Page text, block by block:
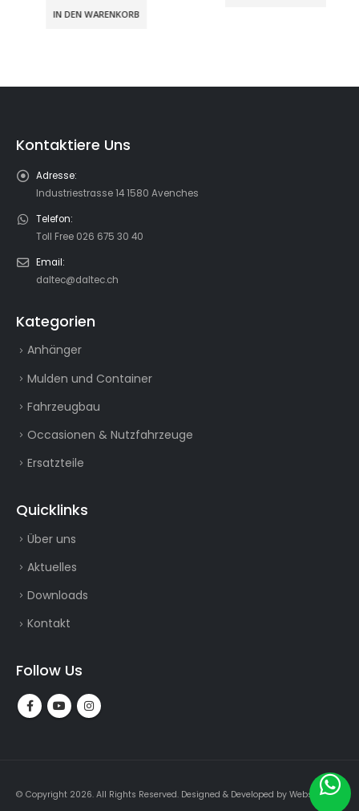
IN DEN WARENKORB
Kontaktiere Uns
Adresse:
Industriestrasse 14 1580 Avenches
Telefon:
Toll Free 026 675 30 40
Email:
daltec@daltec.ch
Kategorien
Anhänger
Mulden und Container
Fahrzeugbau
Occasionen & Nutzfahrzeuge
Ersatzteile
Quicklinks
Über uns
Aktuelles
Downloads
Kontakt
Follow Us
© Copyright 2026. All Rights Reserved. Designed & Developed by Webslogin